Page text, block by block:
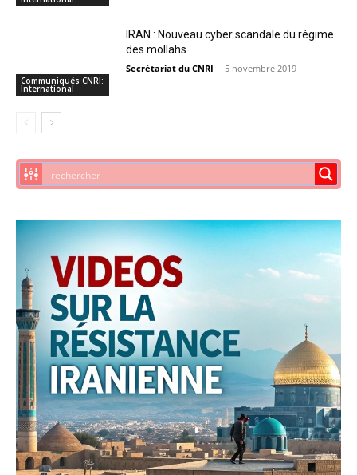
Communiqués CNRI:
International
IRAN : Nouveau cyber scandale du régime
des mollahs
Secrétariat du CNRI - 5 novembre 2019